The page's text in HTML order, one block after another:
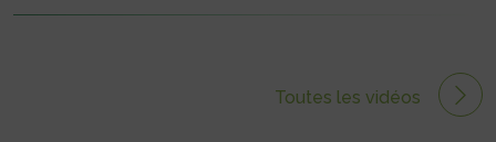
Toutes les vidéos